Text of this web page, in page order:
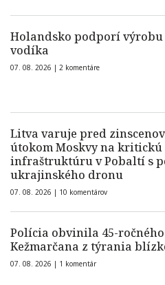
Holandsko podporí výrobu
vodíka
07. 08. 2026 | 2 komentáre
Litva varuje pred
útokom Moskvy na kritickú
infraštruktúru v Pobaltí s
ukrajinského dronu
07. 08. 2026 | 10 komentárov
Polícia obvinila 45-ročného
Kežmarčana z týrania
07. 08. 2026 | 1 komentár